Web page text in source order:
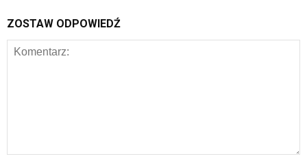
ZOSTAW ODPOWIEDŹ